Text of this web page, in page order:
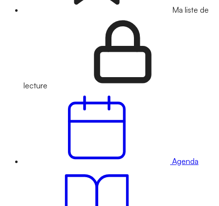
Ma liste de
lecture
Agenda